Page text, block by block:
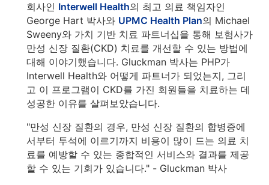
회사인 Interwell Health의 최고 의료 책임자인
George Hart 박사와 UPMC Health Plan의 Michael
Sweeny와 가치 기반 치료 파트너십을 통해 보험사가
만성 신장 질환(CKD) 치료를 개선할 수 있는 방법에
대해 이야기했습니다. Gluckman 박사는 PHP가
Interwell Health와 어떻게 파트너가 되었는지, 그리
고 이 프로그램이 CKD를 가진 회원들을 치료하는 데
성공한 이유를 살펴보았습니다.
"만성 신장 질환의 경우, 만성 신장 질환의 합병증에
서부터 투석에 이르기까지 비용이 많이 드는 의료 치
료를 예방할 수 있는 종합적인 서비스와 결과를 제공
할 수 있는 기회가 있습니다." - Gluckman 박사